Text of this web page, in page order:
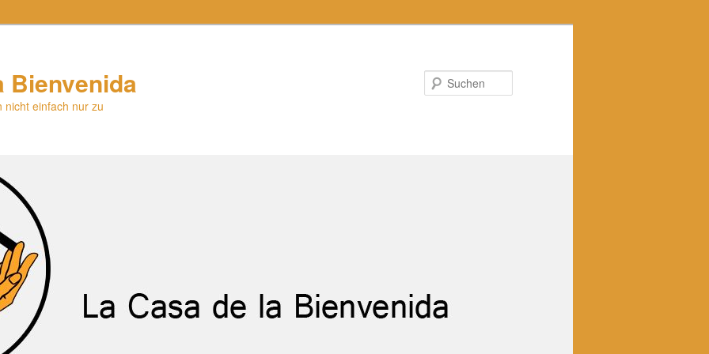
Bienvenida
nicht einfach nur zu